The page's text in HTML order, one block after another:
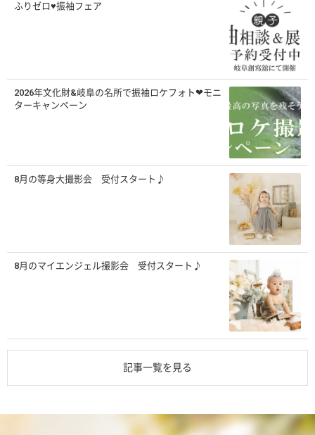
ふりゼロ♥振袖フェア
2026年文化財&岐阜の名所で振袖ロケフォト❤モニ
ターキャンペーン
8月の等身大撮影会 受付スタート♪
8月のマイエンジェル撮影会 受付スタート♪
記事一覧を見る